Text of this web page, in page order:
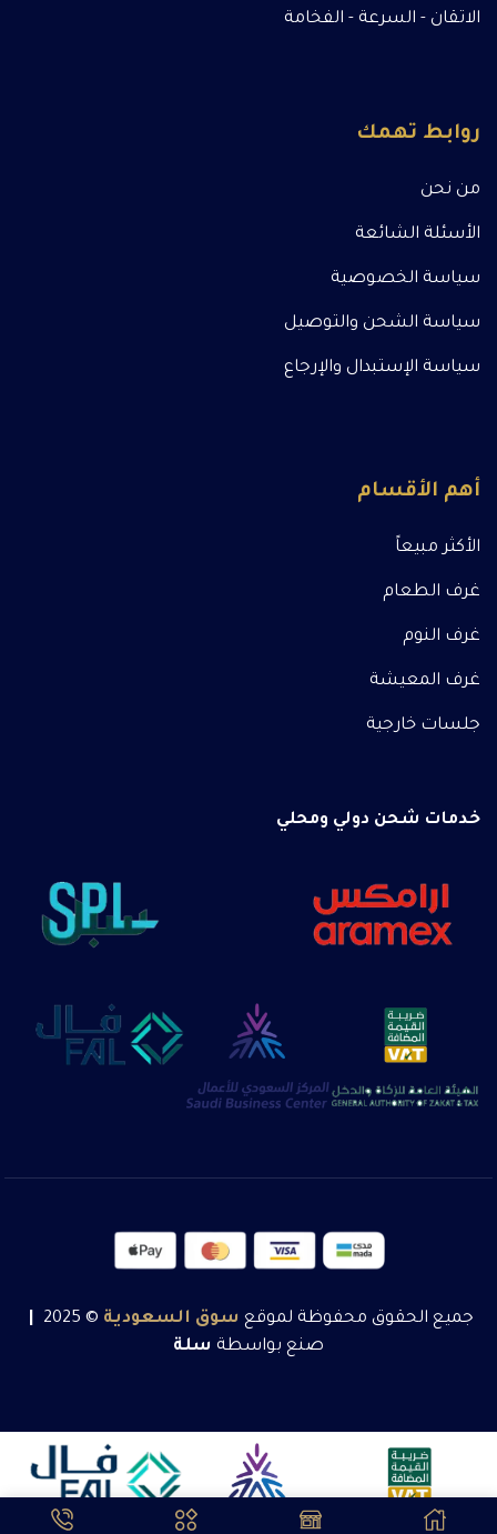
الاتقان - السرعة - الفخامة
روابط تهمك
من نحن
الأسئلة الشائعة
سياسة الخصوصية
سياسة الشحن والتوصيل
سياسة الإستبدال والإرجاع
أهم الأقسام
الأكثر مبيعاً
غرف الطعام
غرف النوم
غرف المعيشة
جلسات خارجية
خدمات شحن دولي ومحلي
جميع الحقوق محفوظة لموقع سوق السعودية © 2025
صنع بواسطة سلة